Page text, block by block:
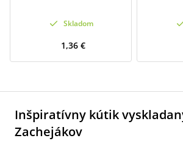
Skladom
1,36 €
Inšpiratívny kútik
Zachejákov